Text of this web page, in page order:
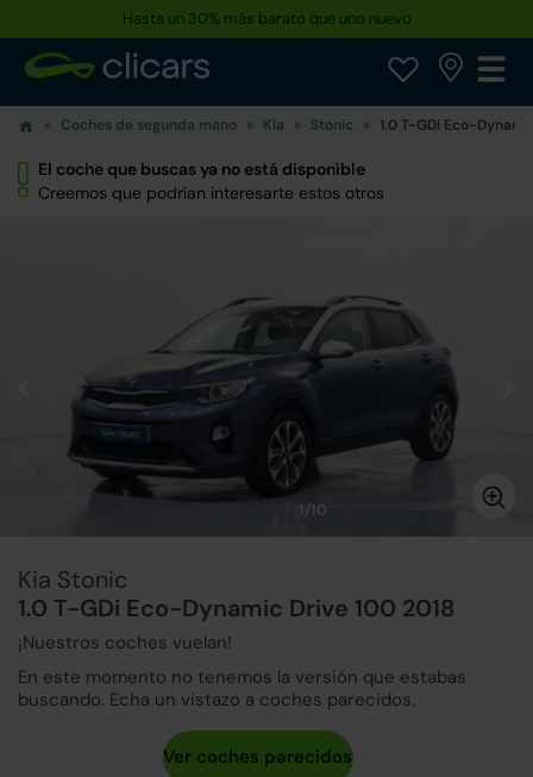
Hasta un 30% más barato que uno nuevo
Coches de segunda mano Kia Stonic 1.0 T-GDi Eco-
El coche que buscas ya no está disponible
Creemos que podrían interesarte estos otros
1/10
Kia Stonic
1.0 T-GDi Eco-Dynamic Drive 100 2018
¡Nuestros coches vuelan!
En este momento no tenemos la versión que estabas
buscando. Echa un vistazo a coches parecidos.